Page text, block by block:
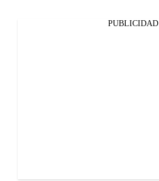
PUBLICIDAD